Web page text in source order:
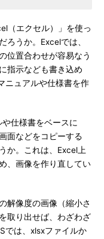
（エクセル）」を使っ
ろうか。Excelでは、
位置合わせが容易なう
指示なども書き込め
ニュアルや仕様書を作
仕様書をベースに
面などをコピーする
か。これは、Excel上
、画像を作り直してい
解像度の画像（縮小さ
取り出せば、わざわざ
では、xlsxファイルか